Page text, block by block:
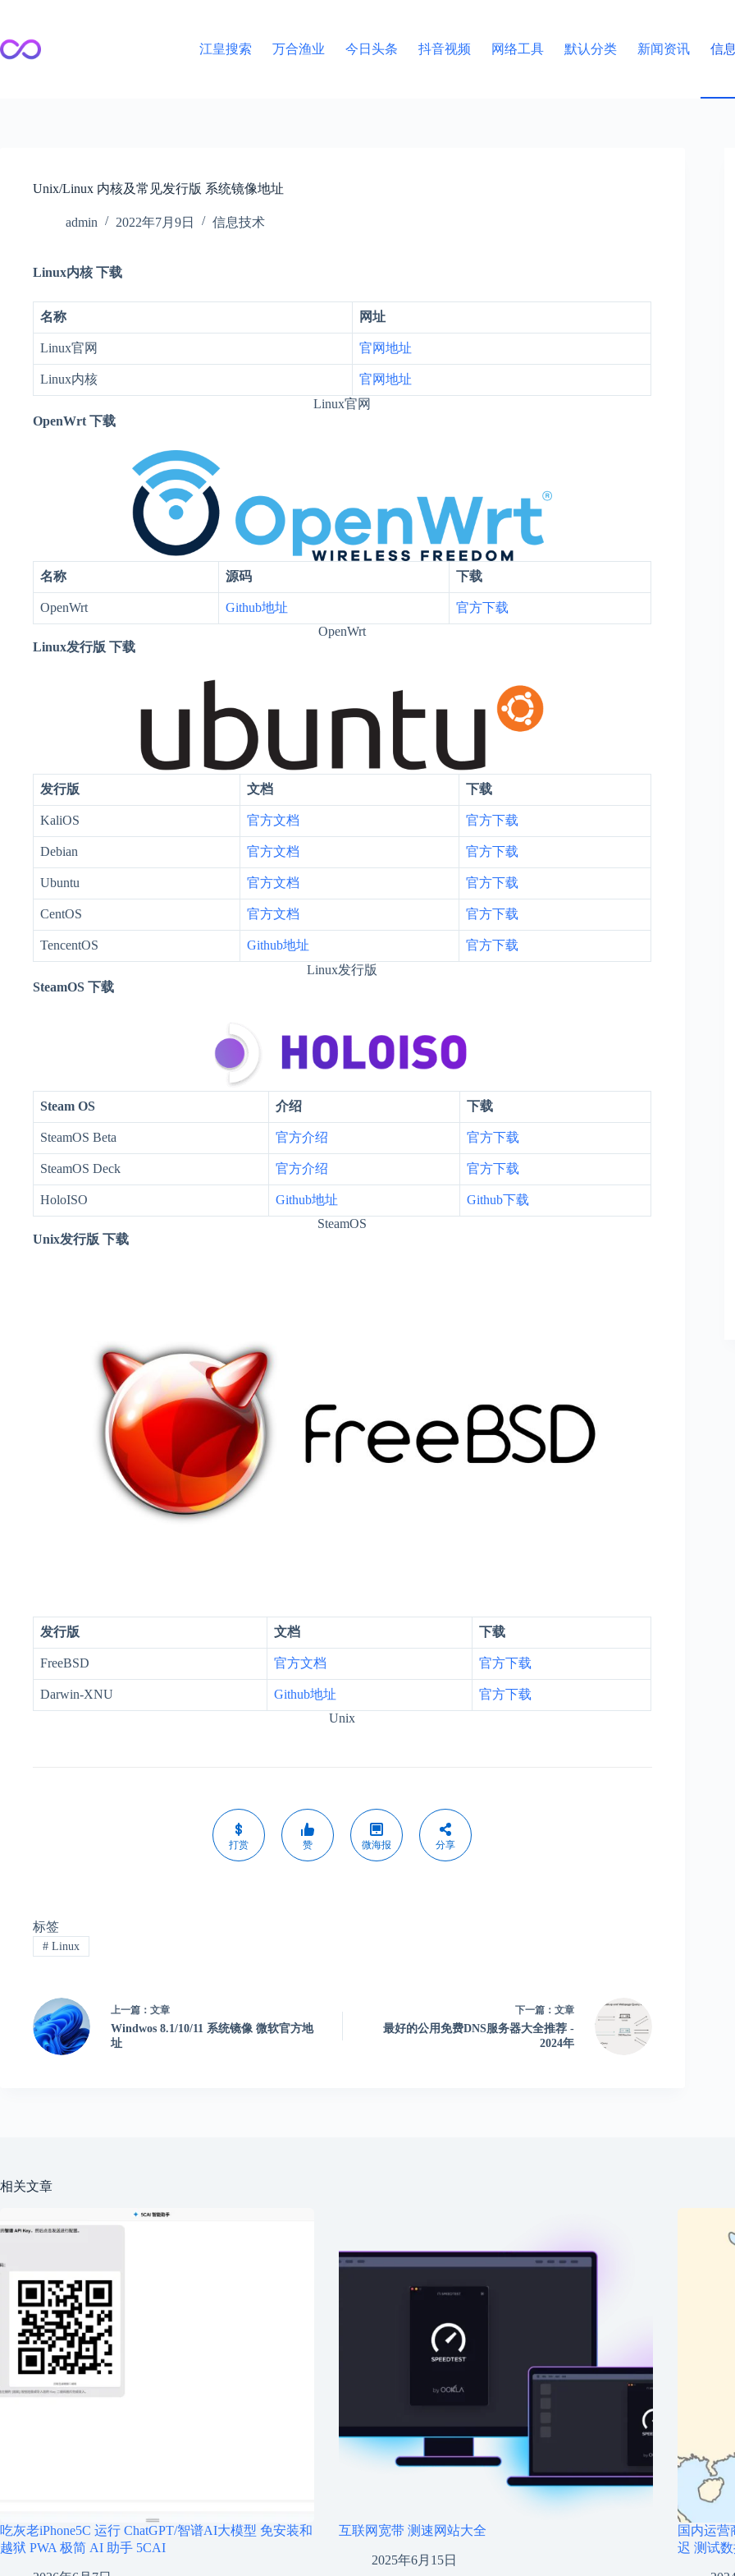
内
容
江皇搜索 万合渔业 今日头条 抖音视频 网络工具 默认分类 新闻资讯 信
Unix/Linux 内核及常见发行版 系统镜像地址
admin 2022年7月9日 信息技术
Linux内核 下载
名称 网址
Linux官网 官网地址
Linux内核
官网地址
Linux官网
OpenWrt 下载
名称 源码 下载
OpenWrt Github地址 官方下载
OpenWrt
Linux发行版 下载
发行版 文档 下载
KaliOS 官方文档 官方下载
Debian 官方文档 官方下载
Ubuntu 官方文档 官方下载
CentOS 官方文档 官方下载
TencentOS Github地址
官方下载
Linux发行版
SteamOS 下载
Steam OS 介绍 下载
SteamOS Beta 官方介绍 官方下载
SteamOS Deck 官方介绍 官方下载
HoloISO Github地址
Github下载
SteamOS
Unix发行版 下载
发行版 文档 下载
FreeBSD 官方文档 官方下载
Darwin-XNU Github地址 官方 下载
Unix
打赏 赞 微海报 分享
标签
#Linux
上一篇： 文章
Windwos 8.1/10/11 系统镜像 微软官方地
址
下一篇： 文章
最好的公用免费DNS服务器大全推荐 -
2024年
相关文章
吃灰老iPhone5C 运行 ChatGPT/智谱AI大模型 免安装和
越狱 PWA 极简 AI 助手 5CAI
互联网宽带 测速网站大全
2025年6月15日
国内运营
迟 测试